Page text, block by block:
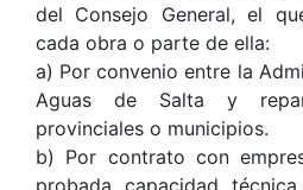
del Consejo General, el
cada obra o parte de ella:
a) Por convenio entre la
Aguas de Salta y
provinciales o municipios.
b) Por contrato con
probada capacidad